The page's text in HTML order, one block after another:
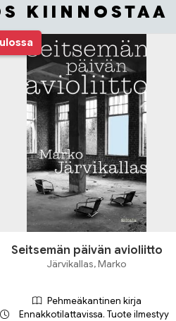
KIINNOSTAA
Seitsemän päivän avioliitto
Järvikallas, Marko
Pehmeäkantinen kirja
Ennakkotilattavissa. Tuote ilmestyy